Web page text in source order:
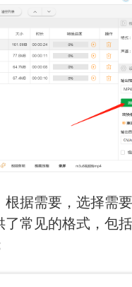
据需要，选择需要
常见的格式，包括